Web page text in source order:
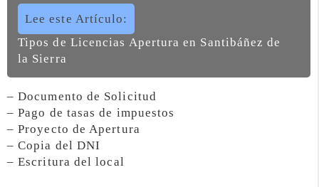
Lee este Artículo:
Tipos de Licencias Apertura en Santibáñez de
la Sierra
– Documento de Solicitud
– Pago de tasas de impuestos
– Proyecto de Apertura
– Copia del DNI
– Escritura del local